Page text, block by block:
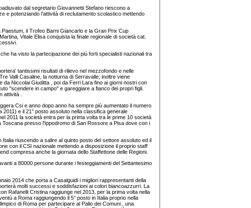
dal segretario Giovannetti Stefano riescono a
e potenziando l’attività di reclutamento scolastico mettendo
il Trofeo Barni Giancarlo e la Gran Prix Cup
Vitale Elisa conquista la finale regionale di società cat.
ha visto la partecipazione dei più forti specialisti nazionali tra
tantissimi risultati di rilievo nel mezzofondo e nelle
Valli Casaline, la notturna di Serravalle; inoltre viene
da Niccolai Giuditta , poi da Ferri Lara fino ai giorni nostri con
"scendere in campo" e gareggiare a fianco dei propri figli.
.
Csi e anno dopo anno ha sempre più aumentato il numero
e il 21° posto assoluto nella classifica generale
2011 la società entra per la prima volta tra le prime 10 società
presso l'Ippodromo di San Rossore a Pisa dove con i
riuscendo a salire al quinto posto del settore assoluto ed il
con il CSI nazionale mettendo a disposizione il proprio staff
compresa anche la giornata dello Staffettone delle Regioni.
a 80000 persone durante i festeggiamenti del Settantesimo
2014 che porta a Casalguidi i migliori rappresentanti della
molti successi e soddisfazioni ai colori biancoazzurri. La
Rafanelli Cristina raggiunge nel 2013, per la prima volta nella
a Roma raggiungendo il 5° posto in Italia proprio nella
di Roma per partecipare al Palio dei Comuni , una